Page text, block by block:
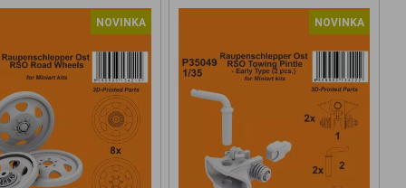
NOVINKA NOVINKA